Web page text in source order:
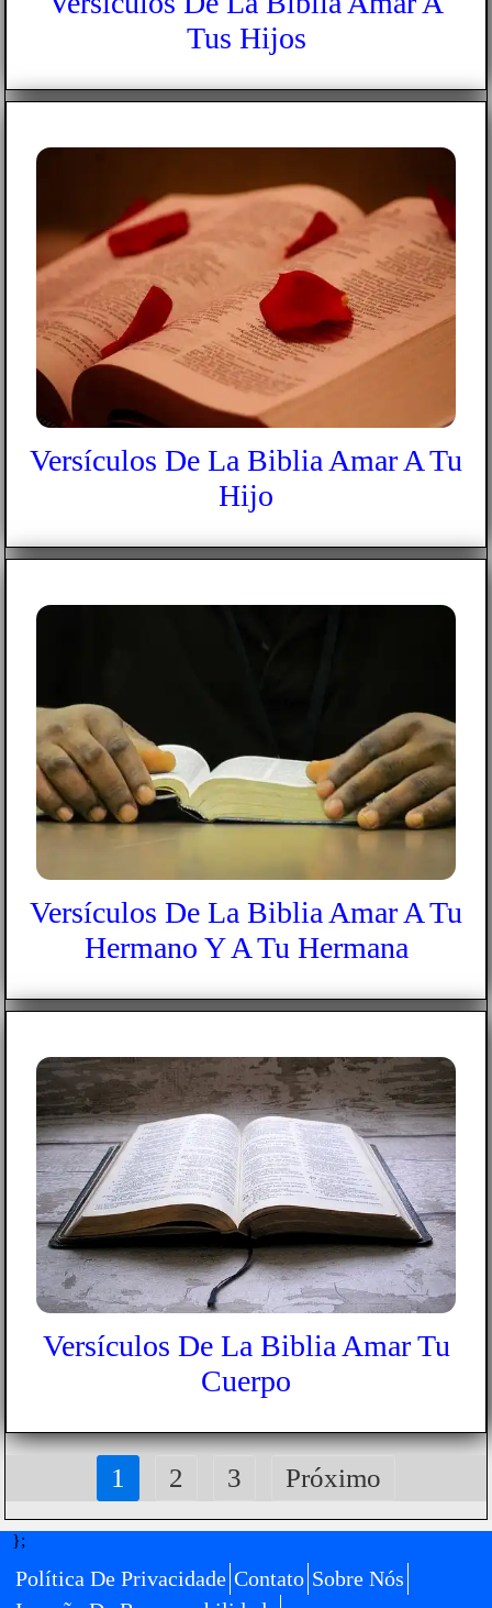
Tus Hijos
Versículos De La Biblia Amar A Tu
Hijo
Versículos De La Biblia Amar A Tu
Hermano Y A Tu Hermana
Versículos De La Biblia Amar Tu
Cuerpo
1 2 3 Próximo
};
Política De Privacidade Contato Sobre Nós